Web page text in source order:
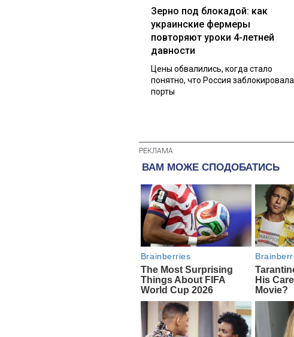
Зерно под блокадой: как
украинские фермеры
повторяют уроки 4-летней
давности
Цены обвалились, когда стало
понятно, что Россия заблокировала
порты